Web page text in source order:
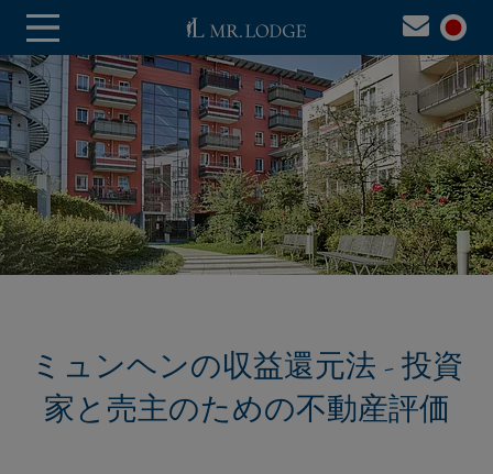
ミュンヘンの収益還元法 - 投資
家と売主のための不動産評価